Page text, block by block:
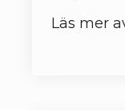
Läs mer